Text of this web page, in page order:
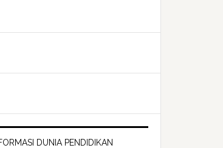
DUNIA PENDIDIKAN